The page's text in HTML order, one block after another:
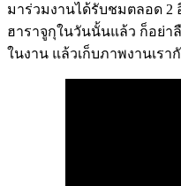
มาร่วมงานได้รับชมตลอด 2
ฮาราจูกุในวันนั้นแล้ว ก็อย่า
ในงาน แล้วเก็บภาพงานเรา